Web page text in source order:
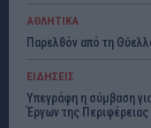
ΑΘΛΗΤΙΚΑ
Παρελθόν από τη
ΕΙΔΗΣΕΙΣ
Υπεγράφη η σύμβαση
Έργων της Περιφέρειας